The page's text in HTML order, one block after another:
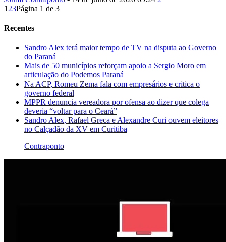
1 23Página 1 de 3
Recentes
Sandro Alex terá maior tempo de TV na disputa ao Governo
do Paraná
Mais de 50 municípios reforçam apoio a Sergio Moro em
articulação do Podemos Paraná
Na ACP, Romeu Zema fala com empresários e critica o
governo federal
MPPR denuncia vereadora por ofensa ao dizer que colega
deveria “voltar para o Ceará”
Sandro Alex, Rafael Greca e Alexandre Curi ouvem eleitores
no Calçadão da XV em Curitiba
Contraponto